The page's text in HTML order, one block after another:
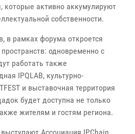
которые активно аккумулируют
собственности.
в рамках форума откроется
одновременно с
работать также
IPQLAB, культурно-
и выставочная территория
будет доступна не только
жителям и гостям региона.